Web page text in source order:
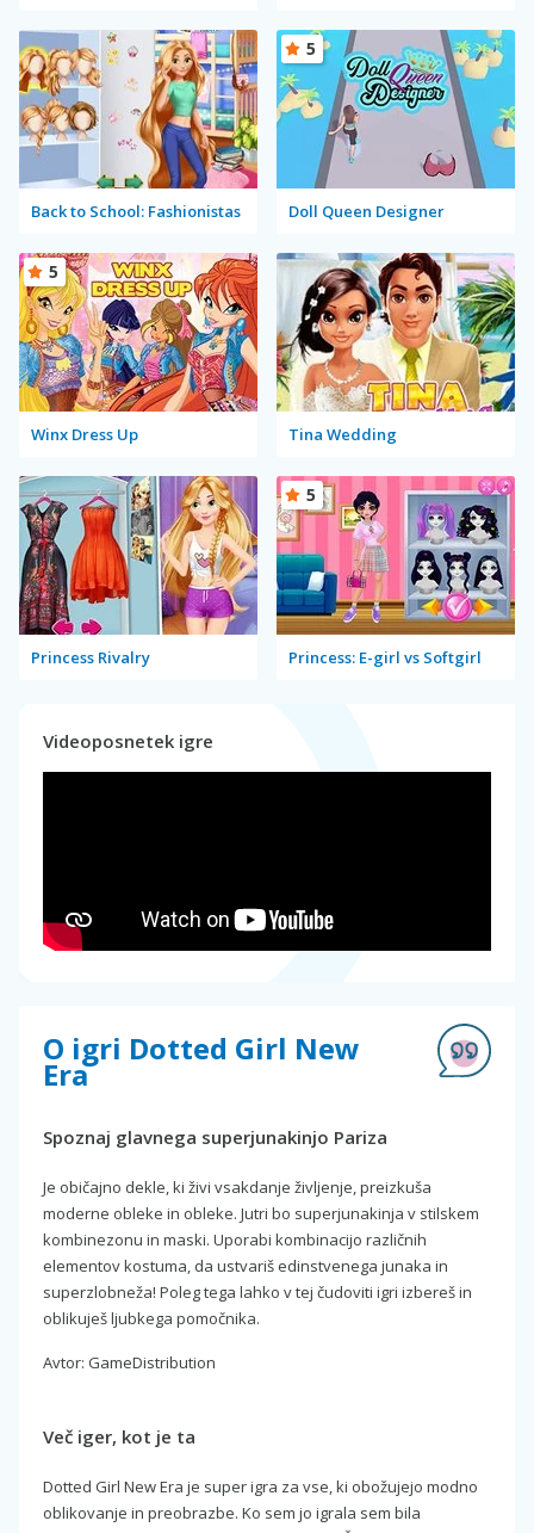
Back to School: Fashionistas Doll Queen Designer
5
Winx Dress Up
5
Tina Wedding
Princess Rivalry Princess: E-girl vs Softgirl
5
Videoposnetek igre
O igri Dotted Girl New
Era
Spoznaj glavnega superjunakinjo Pariza
Je običajno dekle, ki živi vsakdanje življenje, preizkuša
moderne obleke in obleke. Jutri bo superjunakinja v stilskem
kombinezonu in maski. Uporabi kombinacijo različnih
elementov kostuma, da ustvariš edinstvenega junaka in
superzlobneža! Poleg tega lahko v tej čudoviti igri izbereš in
oblikuješ ljubkega pomočnika.
Avtor: GameDistribution
Več iger, kot je ta
Dotted Girl New Era je super igra za vse, ki obožujejo modno
oblikovanje in preobrazbe. Ko sem jo igrala sem bila